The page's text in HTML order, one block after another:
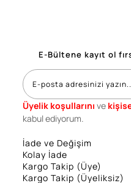
E-Bültene kayıt ol
Üyelik koşullarını ve
kabul ediyorum.
İade ve Değişim
Kolay İade
Kargo Takip (Üye)
Kargo Takip (Üyeliksiz)